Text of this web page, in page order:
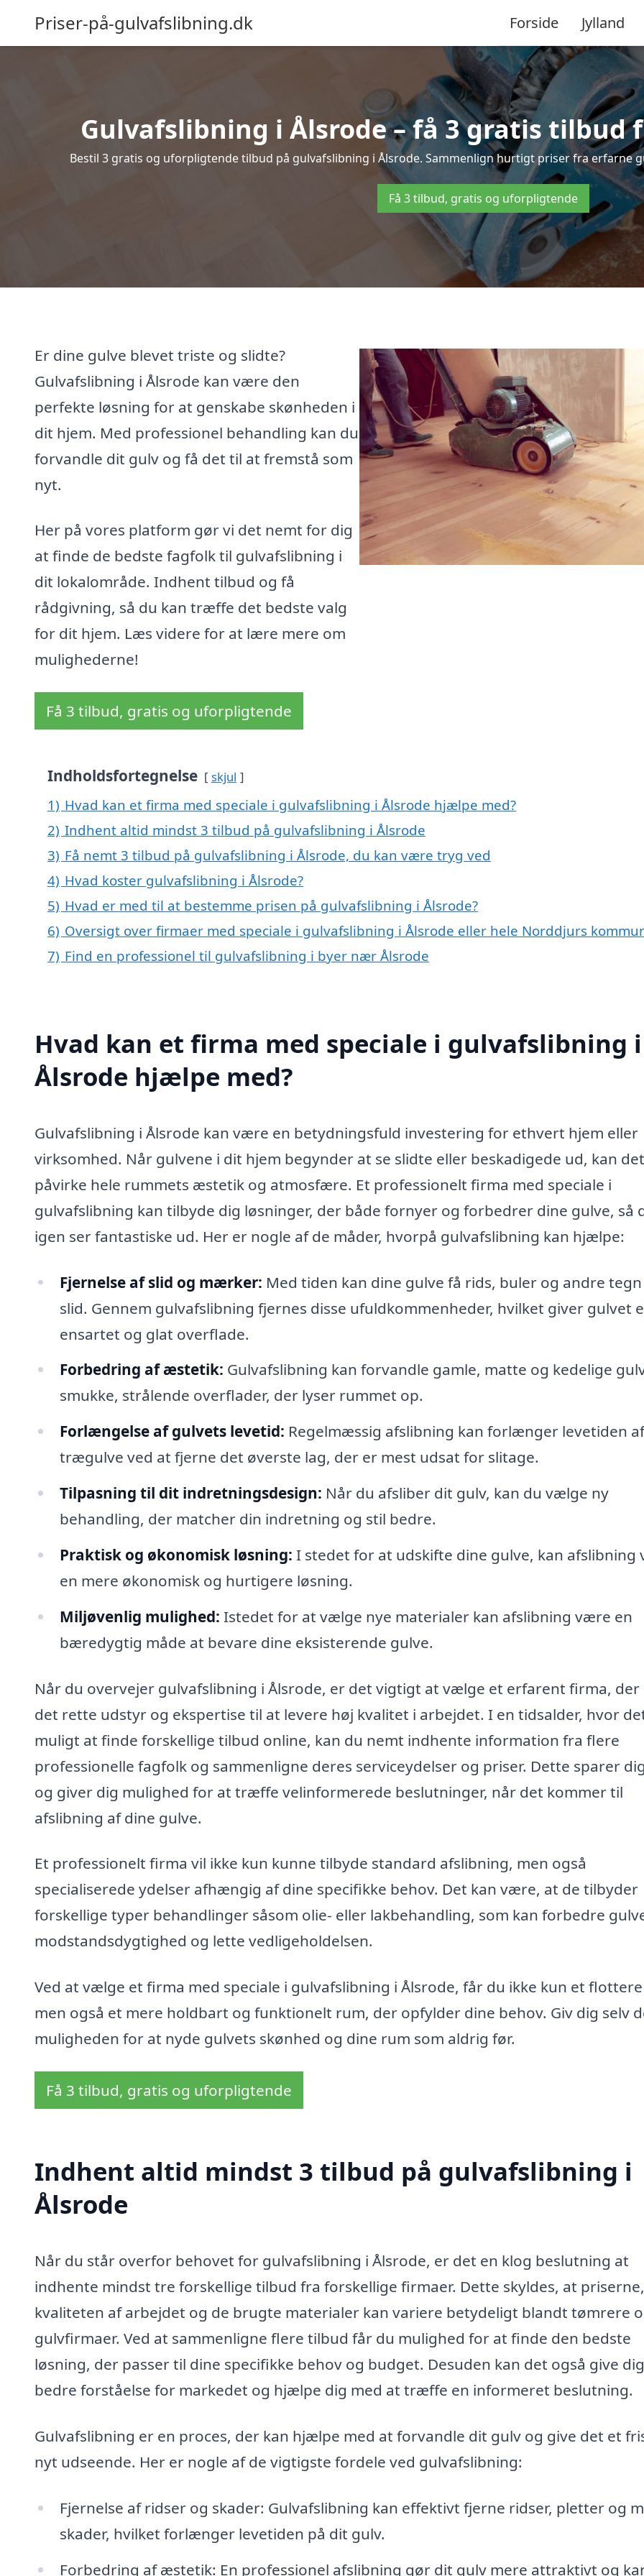
Priser-på-gulvafslibning.dk Forside Jylland
Gulvafslibning i Ålsrode – få 3 gratis tilbud
Bestil 3 gratis og uforpligtende tilbud på gulvafslibning i Ålsrode. Sammenlign hurtigt priser fra
Få 3 tilbud, gratis og uforpligtende
Er dine gulve blevet triste og slidte?
Gulvafslibning i Ålsrode kan være den
perfekte løsning for at genskabe skønheden i
dit hjem. Med professionel behandling kan du
forvandle dit gulv og få det til at fremstå som
nyt.
Her på vores platform gør vi det nemt for dig
at finde de bedste fagfolk til gulvafslibning i
dit lokalområde. Indhent tilbud og få
rådgivning, så du kan træffe det bedste valg
for dit hjem. Læs videre for at lære mere om
mulighederne!
Få 3 tilbud, gratis og uforpligtende
Indholdsfortegnelse skjul
1) Hvad kan et firma med speciale i gulvafslibning i Ålsrode hjælpe med?
2) Indhent altid mindst 3 tilbud på gulvafslibning i Ålsrode
3) Få nemt 3 tilbud på gulvafslibning i Ålsrode, du kan være tryg ved
4) Hvad koster gulvafslibning i Ålsrode?
5) Hvad er med til at bestemme prisen på gulvafslibning i Ålsrode?
6) Oversigt over firmaer med speciale i gulvafslibning i Ålsrode eller hele Norddjurs
7) Find en professionel til gulvafslibning i byer nær Ålsrode
Hvad kan et firma med speciale i gulvafslibning i
Ålsrode hjælpe med?
Gulvafslibning i Ålsrode kan være en betydningsfuld investering for ethvert hjem eller
virksomhed. Når gulvene i dit hjem begynder at se slidte eller beskadigede ud, kan det
påvirke hele rummets æstetik og atmosfære. Et professionelt firma med speciale i
gulvafslibning kan tilbyde dig løsninger, der både fornyer og forbedrer dine gulve, så
igen ser fantastiske ud. Her er nogle af de måder, hvorpå gulvafslibning kan hjælpe:
Fjernelse af slid og mærker: Med tiden kan dine gulve få rids, buler og andre
slid. Gennem gulvafslibning fjernes disse ufuldkommenheder, hvilket giver gulvet
ensartet og glat overflade.
Forbedring af æstetik: Gulvafslibning kan forvandle gamle, matte og kedelige
smukke, strålende overflader, der lyser rummet op.
Forlængelse af gulvets levetid: Regelmæssig afslibning kan forlænger levetiden
trægulve ved at fjerne det øverste lag, der er mest udsat for slitage.
Tilpasning til dit indretningsdesign: Når du afsliber dit gulv, kan du vælge ny
behandling, der matcher din indretning og stil bedre.
Praktisk og økonomisk løsning: I stedet for at udskifte dine gulve, kan afslibning
en mere økonomisk og hurtigere løsning.
Miljøvenlig mulighed: Istedet for at vælge nye materialer kan afslibning være en
bæredygtig måde at bevare dine eksisterende gulve.
Når du overvejer gulvafslibning i Ålsrode, er det vigtigt at vælge et erfarent firma, der
det rette udstyr og ekspertise til at levere høj kvalitet i arbejdet. I en tidsalder, hvor
muligt at finde forskellige tilbud online, kan du nemt indhente information fra flere
professionelle fagfolk og sammenligne deres serviceydelser og priser. Dette sparer
og giver dig mulighed for at træffe velinformerede beslutninger, når det kommer til
afslibning af dine gulve.
Et professionelt firma vil ikke kun kunne tilbyde standard afslibning, men også
specialiserede ydelser afhængig af dine specifikke behov. Det kan være, at de tilbyder
forskellige typer behandlinger såsom olie- eller lakbehandling, som kan forbedre
modstandsdygtighed og lette vedligeholdelsen.
Ved at vælge et firma med speciale i gulvafslibning i Ålsrode, får du ikke kun et
men også et mere holdbart og funktionelt rum, der opfylder dine behov. Giv dig selv
muligheden for at nyde gulvets skønhed og dine rum som aldrig før.
Få 3 tilbud, gratis og uforpligtende
Indhent altid mindst 3 tilbud på gulvafslibning i
Ålsrode
Når du står overfor behovet for gulvafslibning i Ålsrode, er det en klog beslutning at
indhente mindst tre forskellige tilbud fra forskellige firmaer. Dette skyldes, at priserne,
kvaliteten af arbejdet og de brugte materialer kan variere betydeligt blandt tømrere
gulvfirmaer. Ved at sammenligne flere tilbud får du mulighed for at finde den bedste
løsning, der passer til dine specifikke behov og budget. Desuden kan det også give
bedre forståelse for markedet og hjælpe dig med at træffe en informeret beslutning.
Gulvafslibning er en proces, der kan hjælpe med at forvandle dit gulv og give det et
nyt udseende. Her er nogle af de vigtigste fordele ved gulvafslibning:
Fjernelse af ridser og skader: Gulvafslibning kan effektivt fjerne ridser, pletter og
skader, hvilket forlænger levetiden på dit gulv.
Forbedring af æstetik: En professionel afslibning gør dit gulv mere attraktivt og